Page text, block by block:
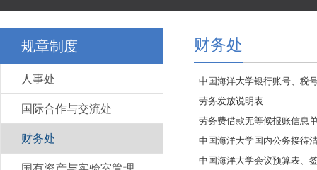
规章制度
人事处
国际合作与交流处
财务处
财务处
中国海洋大学银行账号、税
劳务发放说明表
劳务费借款无等候报账信息
中国海洋大学国内公务接待
中国海洋大学会议预算表、